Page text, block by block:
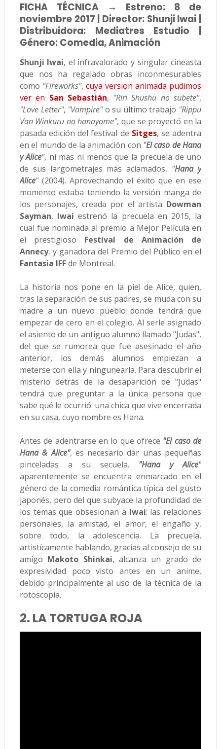
FICHA TÉCNICA → Estreno: 8 de
noviembre 2017 | Director: Shunji Iwai |
Distribuidora: Mediatres Estudio |
Género: Comedia, Animación
Shunji Iwai, el infravalorado y singular cineasta
que nos ha regalado obras inconmesurables
como "Fireworks", cuya version animada pudimos
ver en San Sebastián, "Riri Shushu no subete",
"Love Letter", "Vampire"o su último trabajo "Rippu
Van Winkuru no hanayome", que se proyectó en la
pasada edición del festival de Sitges, se adentra
en el mundo de la animación con "El caso de Hana
y Alice", ni mas ni menos que la precuela de uno
de sus largometrajes más aclamados, "Hana y
Alice" (2004). Aprovechando el éxito que en ese
momento estaba teniendo la versión manga de
los personajes, creada por el artista Dowman
Sayman, Iwaiestrenó la precuela en 2015, la
cual fue nominada al premio a Mejor Película en
el prestigioso Festival de Animación de
Annecy, y ganadora del Premio del Público en el
Fantasia IFFde Montreal.
La historia nos pone en la piel de Alice, quien,
tras la separación de sus padres, se muda con su
madre a un nuevo pueblo donde tendrá que
empezar de cero en el colegio. Al serle asignado
el asiento de un antiguo alumno llamado "Judas",
del que se rumorea que fue asesinado el año
anterior, los demás alumnos empiezan a
meterse con ella y ningunearla. Para descubrir el
misterio detrás de la desaparición de "Judas"
tendrá que preguntar a la única persona que
sabe qué le ocurrió: una chica que vive encerrada
en su casa, cuyo nombre es Hana.
Antes de adentrarse en lo que ofrece "El caso de
Hana & Alice", es necesario dar unas pequeñas
pinceladas a su secuela. "Hana y Alice"
aparentemente se encuentra enmarcado en el
género de la comedia romántica típica del gusto
japonés, pero del que subyace la profundidad de
los temas que obsesionan a Iwai: las relaciones
personales, la amistad, el amor, el engaño y,
sobre todo, la adolescencia. La precuela,
artistícamente hablando, gracias al consejo de su
amigo Makoto Shinkai, alcanza un grado de
expresividad poco visto antes en un anime,
debido principalmente al uso de la técnica de la
rotoscopia.
2. LA TORTUGA ROJA